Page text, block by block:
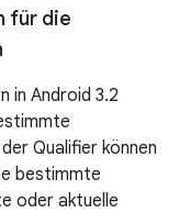
für die
in Android 3.2
Qualifier können
bestimmte
oder aktuelle